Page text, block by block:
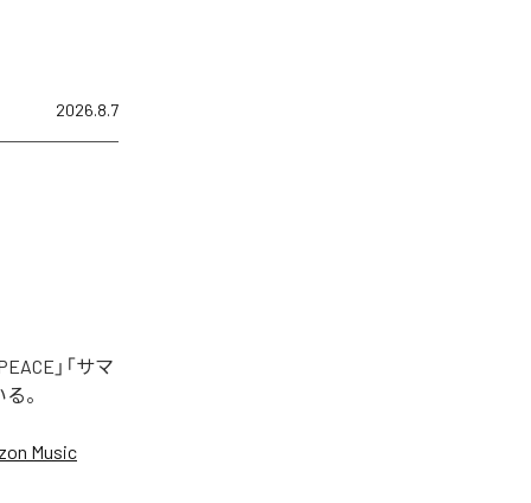
2026.8.7
」「サマ
。
Music